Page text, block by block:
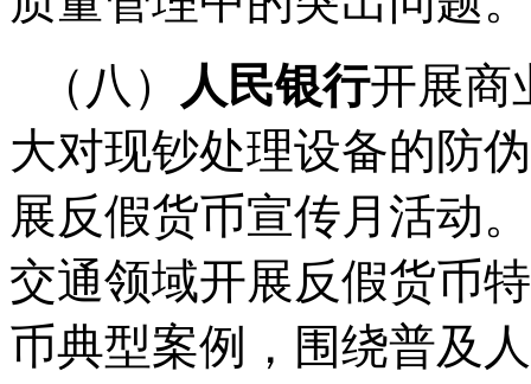
（八） 人民银行开展商
大对现钞处理设备的防
展反假货币宣传月活动
交通领域开展反假货币
币典型案例，围绕普及